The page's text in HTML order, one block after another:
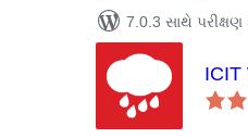
7.0.3 સાથે પરીક્ષણ
ICIT